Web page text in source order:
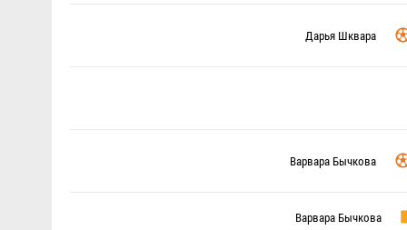
Дарья Шквара
Варвара Бычкова
Варвара Бычкова